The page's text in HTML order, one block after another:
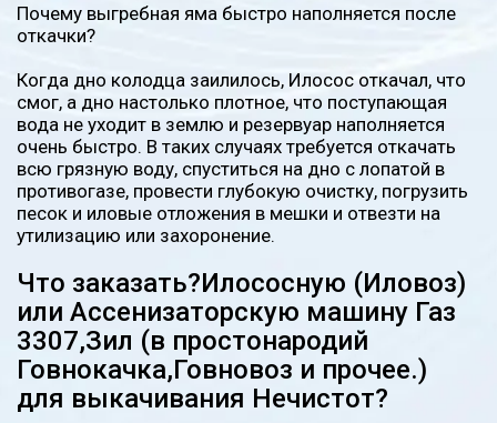
Почему выгребная яма быстро наполняется после
откачки?
Когда дно колодца заилилось, Илосос откачал, что
смог, а дно настолько плотное, что поступающая
вода не уходит в землю и резервуар наполняется
очень быстро. В таких случаях требуется откачать
всю грязную воду, спуститься на дно с лопатой в
противогазе, провести глубокую очистку, погрузить
песок и иловые отложения в мешки и отвезти на
утилизацию или захоронение.
Что заказать?Илососную (Иловоз)
или Ассенизаторскую машину Газ
3307,Зил (в простонародий
Говнокачка,Говновоз и прочее.)
для выкачивания Нечистот?